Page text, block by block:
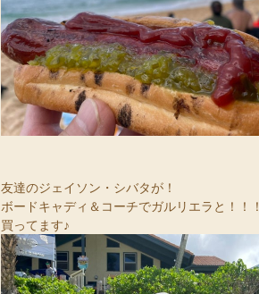
友達のジェイソン・シバタが！
ボードキャディ＆コーチでガルリエラと！！！
買ってます♪